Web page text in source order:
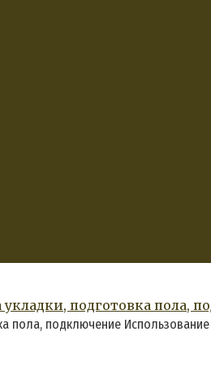
подготовка пола,
пола, подключение Использование